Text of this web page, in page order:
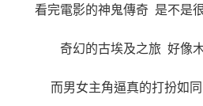
看完電影的神鬼傳奇 是不是
奇幻的古埃及之旅 好像
而男女主角逼真的打扮如